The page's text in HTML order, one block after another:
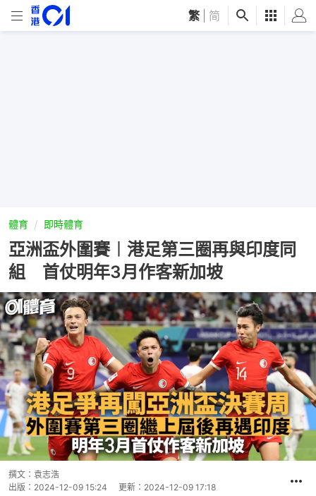
繁 简
體育 即時體育
亞洲盃外圍賽︱港足第三圈再與印度同
組 首仗明年3月作客新加坡
撰文： 袁志浩
出版： 2024-12-09 15:24 更新： 2024-12-09 17:18